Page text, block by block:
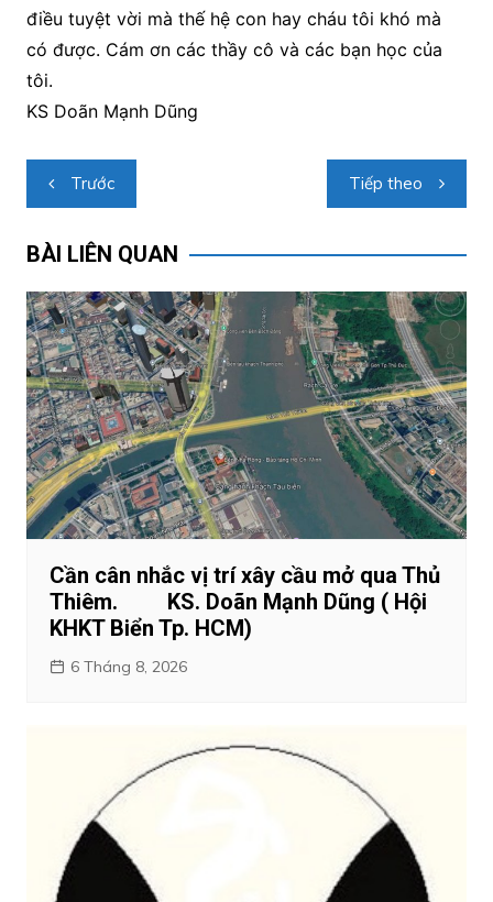
điều tuyệt vời mà thế hệ con hay cháu tôi khó mà
có được. Cám ơn các thầy cô và các bạn học của
tôi.
KS Doãn Mạnh Dũng
Điều
hướng
bài
Trước Tiếp theo
BÀI LIÊN QUAN
Cần cân nhắc vị trí xây cầu mở qua Thủ
Thiêm. KS. Doãn Mạnh Dũng ( Hội
KHKT Biển Tp. HCM)
6 Tháng 8, 2026